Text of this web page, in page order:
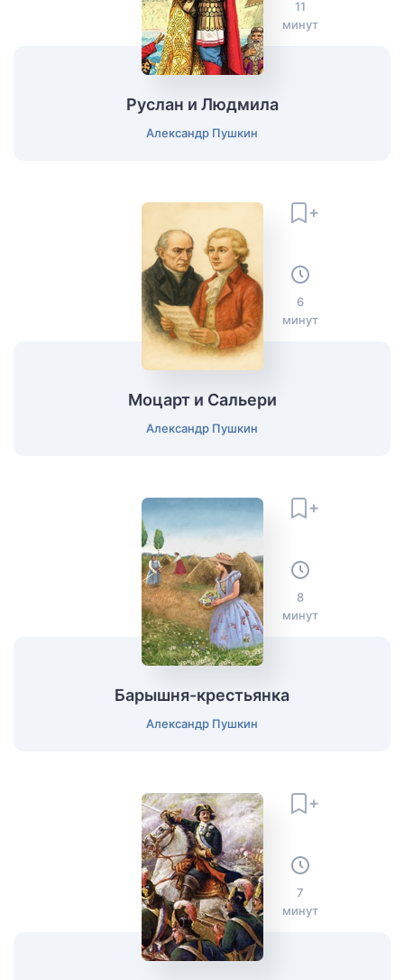
11
минут
Руслан и Людмила
Александр Пушкин
6
минут
Моцарт и Сальери
Александр Пушкин
8
минут
Барышня-крестьянка
Александр Пушкин
7
минут